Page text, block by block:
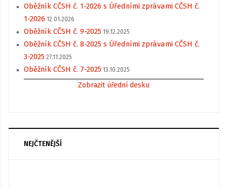
Oběžník CČSH č. 1-2026 s Úředními zprávami CČSH č.
1-2026 12.01.2026
Oběžník CČSH č. 9-2025 19.12.2025
Oběžník CČSH č. 8-2025 s Úředními zprávami CČSH č.
3-2025 27.11.2025
Oběžník CČSH č. 7-2025 13.10.2025
Zobrazit úřední desku
NEJČTENĚJŠÍ